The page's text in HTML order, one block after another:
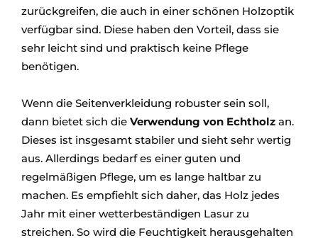
zurückgreifen, die auch in einer schönen Holzoptik
verfügbar sind. Diese haben den Vorteil, dass sie
sehr leicht sind und praktisch keine Pflege
benötigen.
Wenn die Seitenverkleidung robuster sein soll,
dann bietet sich die Verwendung von Echtholz an.
Dieses ist insgesamt stabiler und sieht sehr wertig
aus. Allerdings bedarf es einer guten und
regelmäßigen Pflege, um es lange haltbar zu
machen. Es empfiehlt sich daher, das Holz jedes
Jahr mit einer wetterbeständigen Lasur zu
streichen. So wird die Feuchtigkeit herausgehalten